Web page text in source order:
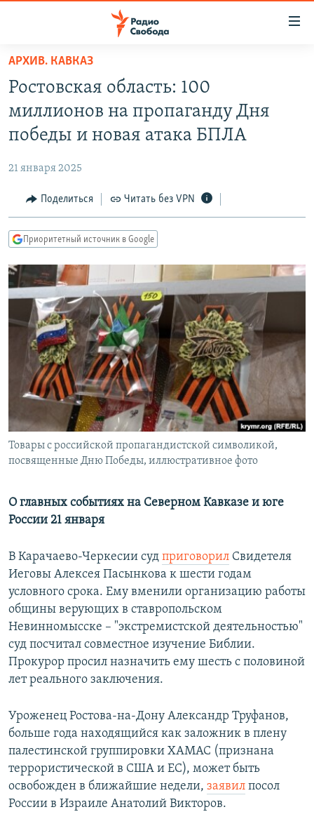
упрощенного
доступа
основному
Вернутся
Вернутся
поиску
АВТОРСКИЕ ПРОЕКТЫ
МНЕНИЯ
КУЛЬТУРА
КАВКАЗ.РЕАЛИИ
СЕВЕР.РЕАЛИИ
СИБИРЬ.РЕАЛИИ
РАСПИСАНИЕ ВЕЩАНИЯ
ПОДПИШИТЕСЬ НА РАССЫЛКУ
СОЦИАЛЬНЫЕ СЕТИ
АРХИВ. КАВКАЗ
Ростовская область: 100
миллионов на пропаганду Дня
победы и новая атака БПЛА
21 января 2025
Поделиться Читать без VPN
Приоритетный источник в Google
Товары с российской пропагандистской символикой,
посвященные Дню Победы, иллюстративное фото
О главных событиях на Северном Кавказе и юге
России 21 января
В Карачаево-Черкесии суд приговорил Свидетеля
Иеговы Алексея Пасынкова к шести годам
условного срока. Ему вменили организацию работы
общины верующих в ставропольском
Невинномысске – "экстремистской деятельностью"
суд посчитал совместное изучение Библии.
Прокурор просил назначить ему шесть с половиной
лет реального заключения.
Уроженец Ростова-на-Дону Александр Труфанов,
больше года находящийся как заложник в плену
палестинской группировки ХАМАС (признана
террористической в США и ЕС), может быть
освобожден в ближайшие недели, заявил посол
России в Израиле Анатолий Викторов.